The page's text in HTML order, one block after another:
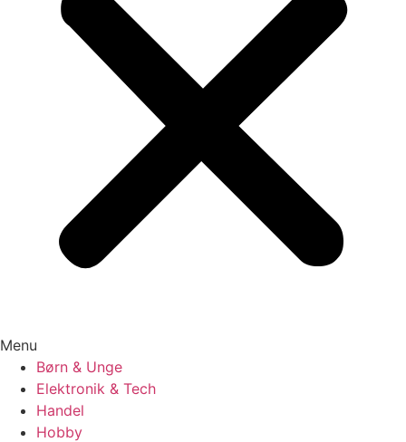
Menu
Børn & Unge
Elektronik & Tech
Handel
Hobby